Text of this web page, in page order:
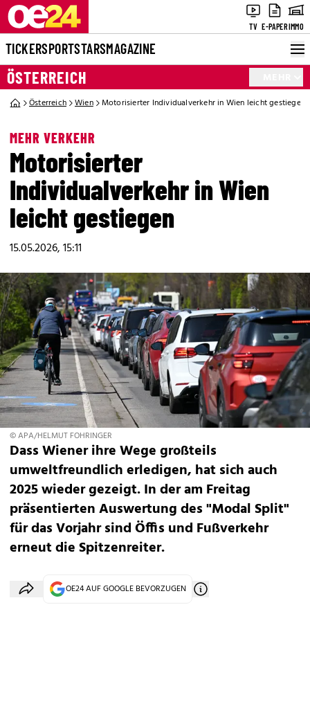
TV E-PAPERIMMO
TICKERSPORTSTARSMAGAZINE
ÖSTERREICH
Österreich Wien Motorisierter Individualverkehr in Wien leicht gestiegen
MEHR VERKEHR
Motorisierter
Individualverkehr in Wien
leicht gestiegen
15.05.2026, 15:11
© APA/HELMUT FOHRINGER
Dass Wiener ihre Wege großteils
umweltfreundlich erledigen, hat sich auch
2025 wieder gezeigt. In der am Freitag
präsentierten Auswertung des "Modal Split"
für das Vorjahr sind Öffis und Fußverkehr
erneut die Spitzenreiter.
OE24 AUF GOOGLE BEVORZUGEN